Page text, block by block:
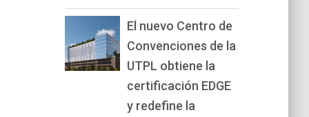
El nuevo Centro de
Convenciones de la
UTPL obtiene la
certificación EDGE
y redefine la